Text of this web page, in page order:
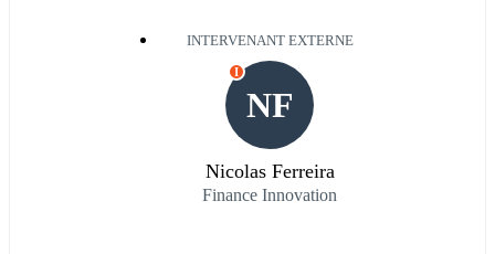
INTERVENANT EXTERNE
NF
I
Nicolas Ferreira
Finance Innovation